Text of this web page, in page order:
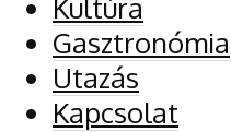
Kultúra
Gasztronómia
Utazás
Kapcsolat